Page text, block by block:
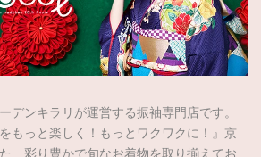
デンキラリが運営する振袖専門店です。
もっと楽しく！もっとワクワクに！』京
、彩り豊かで旬なお着物を取り揃えてお